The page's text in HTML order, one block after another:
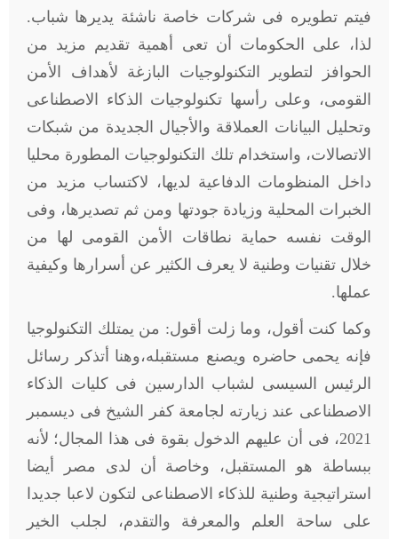
فيتم تطويره فى شركات خاصة ناشئة يديرها شباب.
لذا، على الحكومات أن تعى أهمية تقديم مزيد من
الحوافز لتطوير التكنولوجيات البازغة لأهداف الأمن
القومى، وعلى رأسها تكنولوجيات الذكاء الاصطناعى
وتحليل البيانات العملاقة والأجيال الجديدة من شبكات
الاتصالات، واستخدام تلك التكنولوجيات المطورة محليا
داخل المنظومات الدفاعية لديها، لاكتساب مزيد من
الخبرات المحلية وزيادة جودتها ومن ثم تصديرها، وفى
الوقت نفسه حماية نطاقات الأمن القومى لها من
خلال تقنيات وطنية لا يعرف الكثير عن أسرارها وكيفية
عملها.
وكما كنت أقول، وما زلت أقول: من يمتلك التكنولوجيا
فإنه يحمى حاضره ويصنع مستقبله،وهنا أتذكر رسائل
الرئيس السيسى لشباب الدارسين فى كليات الذكاء
الاصطناعى عند زيارته لجامعة كفر الشيخ فى ديسمبر
2021، فى أن عليهم الدخول بقوة فى هذا المجال؛ لأنه
ببساطة هو المستقبل، وخاصة أن لدى مصر أيضا
استراتيجية وطنية للذكاء الاصطناعى لتكون لاعبا جديدا
على ساحة العلم والمعرفة والتقدم، لجلب الخير